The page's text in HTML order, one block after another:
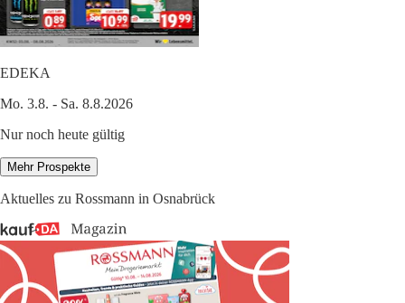
EDEKA
Mo. 3.8. - Sa. 8.8.2026
Nur noch heute gültig
Mehr Prospekte
Aktuelles zu Rossmann in Osnabrück